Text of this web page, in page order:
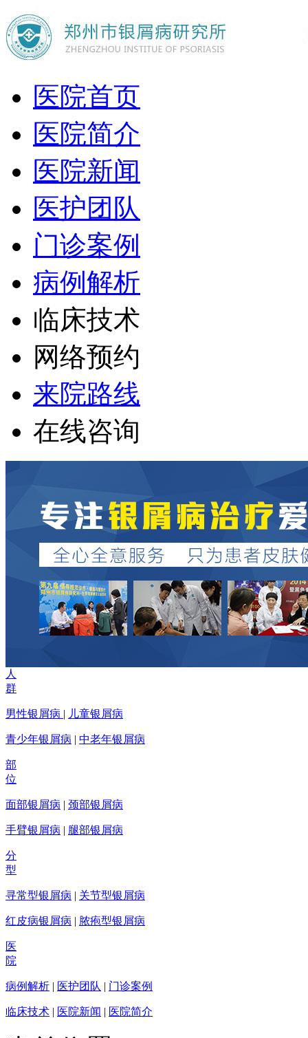
医院首页
医院简介
医院新闻
医护团队
门诊案例
病例解析
临床技术
网络预约
来院路线
在线咨询
人
群
男性银屑病 | 儿童银屑病
青少年银屑病 | 中老年银屑病
部
位
面部银屑病 | 颈部银屑病
手臂银屑病 | 腿部银屑病
分
型
寻常型银屑病 | 关节型银屑病
红皮病银屑病 | 脓疱型银屑病
医
院
病例解析 | 医护团队 | 门诊案例
临床技术 | 医院新闻 | 医院简介